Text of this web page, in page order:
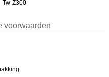
Tw-Z300
voorwaarden